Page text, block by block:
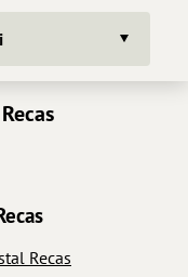
Recas